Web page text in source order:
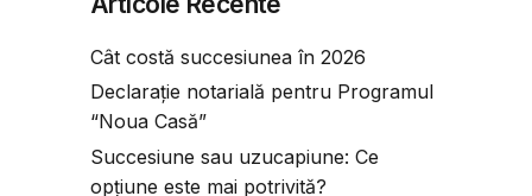
Cât costă succesiunea în 2026
Declarație notarială pentru Programul
“Noua Casă”
Succesiune sau uzucapiune: Ce
opțiune este mai potrivită?